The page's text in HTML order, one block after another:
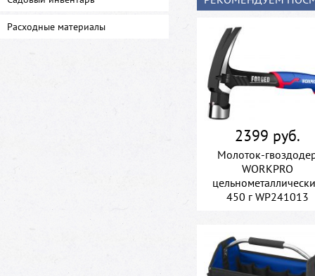
Расходные материалы
2399 руб.
Молоток-
WORKPRO
450 г WP241013